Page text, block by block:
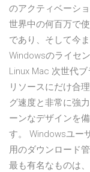
のアクティベーシ
世界中の何百万で
であり、そして今
Windowsのライセ
Linux Mac 次世代
リソースにだけ合
グ速度と非常に強
ーンなデザインを
す。 Windowsユー
用のダウンロード
最も有名なものは